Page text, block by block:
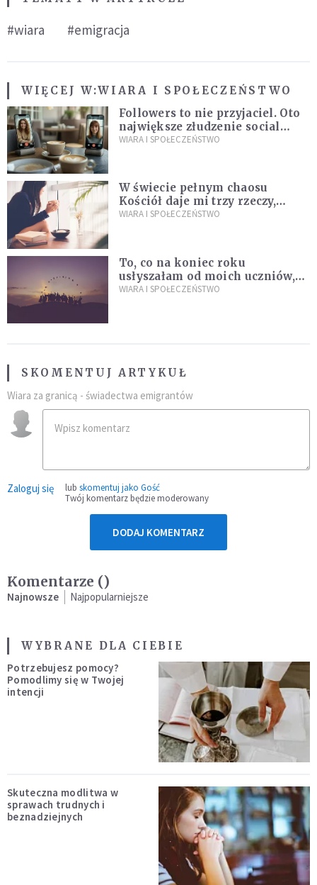
#wiara #emigracja
WIĘCEJ W:WIARA I SPOŁECZEŃSTWO
Followers to nie przyjaciel. Oto
największe złudzenie social
mediów
WIARA I SPOŁECZEŃSTWO
W świecie pełnym chaosu
Kościół daje mi trzy rzeczy,
których wszystkim dziś bardzo
WIARA I SPOŁECZEŃSTWO
To, co na koniec roku
usłyszałam od moich uczniów,
idealnie tłumaczy nową
WIARA I SPOŁECZEŃSTWO
SKOMENTUJ ARTYKUŁ
Wiara za granicą - świadectwa emigrantów
Zaloguj się lub skomentuj jako Gość
Twój komentarz będzie moderowany
DODAJ KOMENTARZ
Komentarze ()
Najnowsze Najpopularniejsze
WYBRANE DLA CIEBIE
Potrzebujesz pomocy?
Pomodlimy się w Twojej
intencji
Skuteczna modlitwa w
sprawach trudnych i
beznadziejnych